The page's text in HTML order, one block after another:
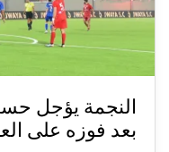
النجمة يؤجل
بعد فوزه على